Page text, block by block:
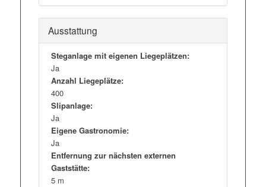
Ausstattung
Steganlage mit eigenen Liegeplätzen:
Ja
Anzahl Liegeplätze:
400
Slipanlage:
Ja
Eigene Gastronomie:
Ja
Entfernung zur nächsten externen
Gaststätte:
5 m